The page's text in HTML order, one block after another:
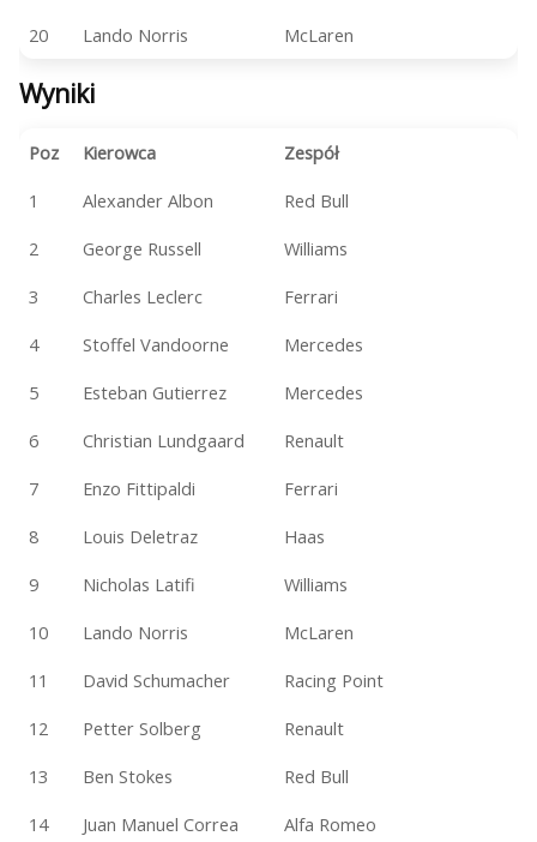
20
Lando Norris McLaren
Wyniki
Poz Kierowca
Zespół
1
Alexander Albon
Red Bull
2
George Russell
Williams
3
Charles Leclerc
Ferrari
4
Stoffel Vandoorne
Mercedes
5
Esteban Gutierrez
Mercedes
6
Christian Lundgaard
Renault
7
Enzo Fittipaldi
Ferrari
8
Louis Deletraz
Haas
9
Nicholas Latifi
Williams
10
Lando Norris
McLaren
11
David Schumacher
Racing Point
12
Petter Solberg
Renault
13
Ben Stokes
Red Bull
14
Juan Manuel Correa
Alfa Romeo